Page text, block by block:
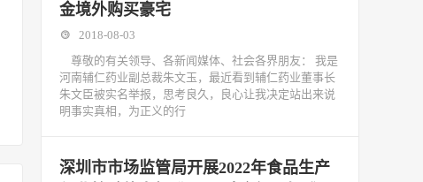
金境外购买豪宅
2018-08-03
尊敬的有关领导、各新闻媒体、社会各界朋友： 我是
河南辅仁药业副总裁朱文玉，最近看到辅仁药业董事长
朱文臣被实名举报，思考良久，良心让我决定站出来说
明事实真相，为正义的行
深圳市市场监管局开展2022年食品生产